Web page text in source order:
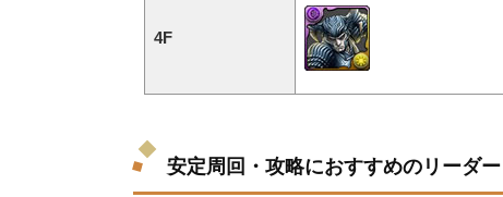
4F
安定周回・攻略におすすめのリーダー